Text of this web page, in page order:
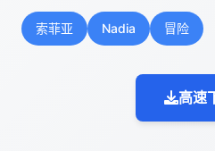
索菲亚 Nadia 冒险
高速